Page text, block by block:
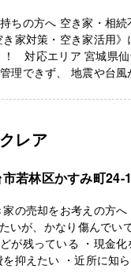
ちの方へ 空き家・相続
家対策・空き家活用
！ 対応エリア 宮城県
理できず、 地震や台
レア
若林区かすみ町24-
の売却をお考えの方
が、かなり傷んでい
が残っている ・現金
抑えたい ・近所に知